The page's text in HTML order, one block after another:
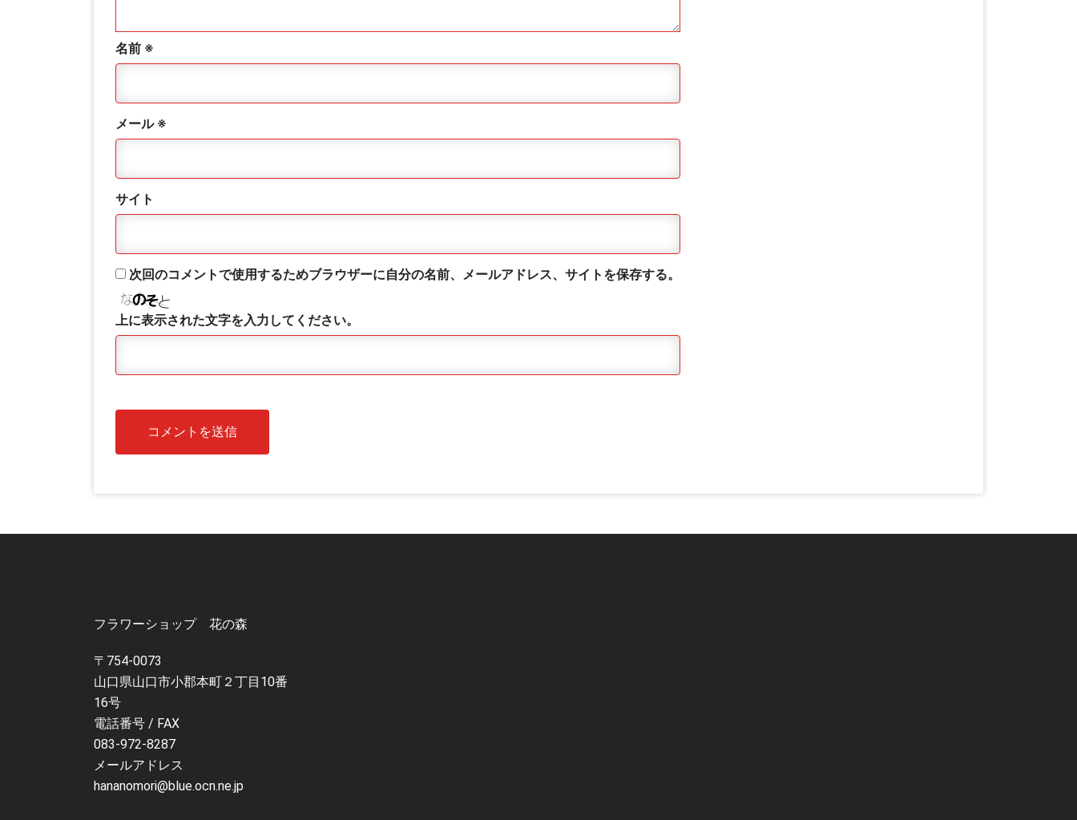
名前 ※
メール ※
サイト
次回のコメントで使用するためブラウザーに自分の名前、メールアドレス、サイトを保存する。
上に表示された文字を入力してください。
フラワーショップ 花の森
〒754-0073
山口県山口市小郡本町２丁目10番
16号
電話番号 / FAX
083-972-8287
メールアドレス
hananomori@blue.ocn.ne.jp